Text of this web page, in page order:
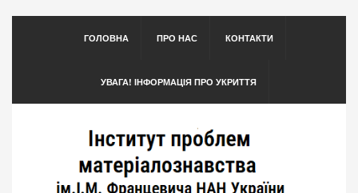
ГОЛОВНА ПРО НАС КОНТАКТИ
УВАГА! ІНФОРМАЦІЯ ПРО УКРИТТЯ